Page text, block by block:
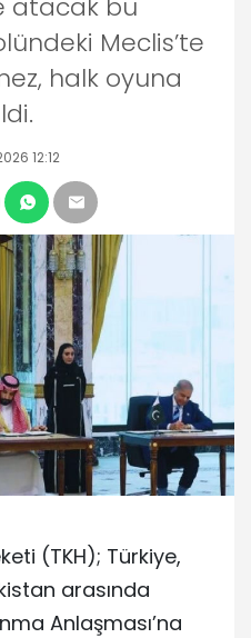
atacak bu
Meclis’te
halk oyuna
12:12
(TKH); Türkiye,
arasında
Anlaşması’na